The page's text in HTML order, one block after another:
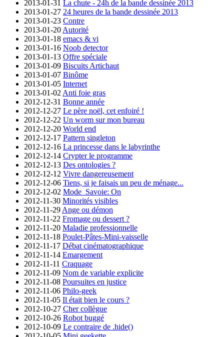
2013-01-31 La chute - 24h de la bande dessinée 2013
2013-01-27 24 heures de la bande dessinée 2013
2013-01-23 Contre
2013-01-20 Autorité
2013-01-18 emacs & vi
2013-01-16 Noob detector
2013-01-13 Offre spéciale
2013-01-09 Biscuits Artichaut
2013-01-07 Binôme
2013-01-05 Internet
2013-01-02 Anti foie gras
2012-12-31 Bonne année
2012-12-27 Le père noël, cet enfoiré !
2012-12-22 Un worm sur mon bureau
2012-12-20 World end
2012-12-17 Pattern singleton
2012-12-16 La princesse dans le labyrinthe
2012-12-14 Crypter le programme
2012-12-13 Des ontologies ?
2012-12-12 Vivre dangereusement
2012-12-06 Tiens, si je faisais un peu de ménage...
2012-12-02 Mode_Savoie: On
2012-11-30 Minorités visibles
2012-11-29 Ange ou démon
2012-11-22 Fromage ou dessert ?
2012-11-20 Maladie professionnelle
2012-11-18 Poulet-Pâtes-Mini-vaisselle
2012-11-17 Débat cinématographique
2012-11-14 Emargement
2012-11-11 Craquage
2012-11-09 Nom de variable explicite
2012-11-08 Poursuites en justice
2012-11-06 Philo-geek
2012-11-05 Il était bien le cours ?
2012-10-27 Cher collègue
2012-10-26 Robot buggé
2012-10-09 Le contraire de .hide()